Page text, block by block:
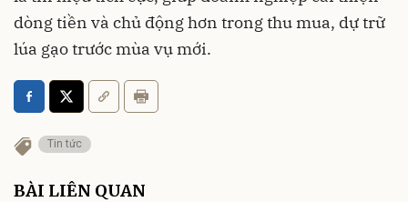
dòng tiền và chủ động hơn trong thu mua, dự trữ
lúa gạo trước mùa vụ mới.
Tin tức
BÀI LIÊN QUAN